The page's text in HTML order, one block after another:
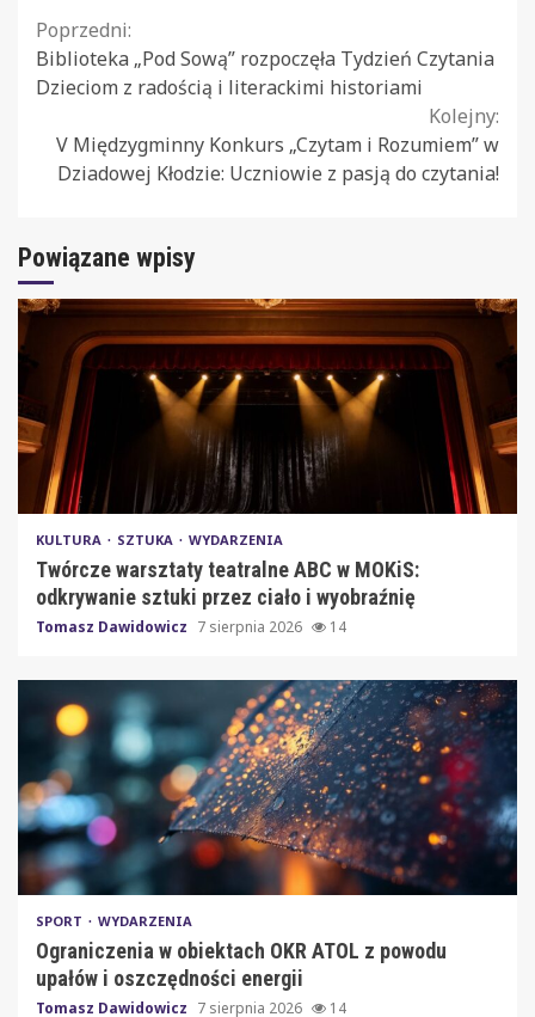
Continue
Reading
Poprzedni:
Biblioteka „Pod Sową” rozpoczęła Tydzień Czytania
Dzieciom z radością i literackimi historiami
Kolejny:
V Międzygminny Konkurs „Czytam i Rozumiem” w
Dziadowej Kłodzie: Uczniowie z pasją do czytania!
Powiązane wpisy
KULTURA SZTUKA WYDARZENIA
Twórcze warsztaty teatralne ABC w MOKiS:
odkrywanie sztuki przez ciało i wyobraźnię
Tomasz Dawidowicz 7 sierpnia 2026 14
SPORT WYDARZENIA
Ograniczenia w obiektach OKR ATOL z powodu
upałów i oszczędności energii
Tomasz Dawidowicz 7 sierpnia 2026 14